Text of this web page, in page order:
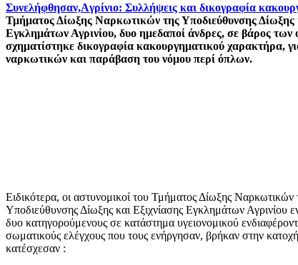
Συνελήφθησαν,Aγρίνιο: Συλλήψεις και δικογραφία
Τμήματος Δίωξης Ναρκωτικών της Υποδιεύθυνσης Δίωξης
Εγκλημάτων Αγρινίου, δυο ημεδαποί άνδρες, σε βάρος των
σχηματίστηκε δικογραφία κακουργηματικού χαρακτήρα,
ναρκωτικών και παράβαση του νόμου περί όπλων.
Ειδικότερα, οι αστυνομικοί του Τμήματος Δίωξης Ναρκωτικών
Υποδιεύθυνσης Δίωξης και Εξιχνίασης Εγκλημάτων Αγρινίου
δυο κατηγορούμενους σε κατάστημα υγειονομικού
σωματικούς ελέγχους που τους ενήργησαν, βρήκαν στην κατοχή
κατέσχεσαν :